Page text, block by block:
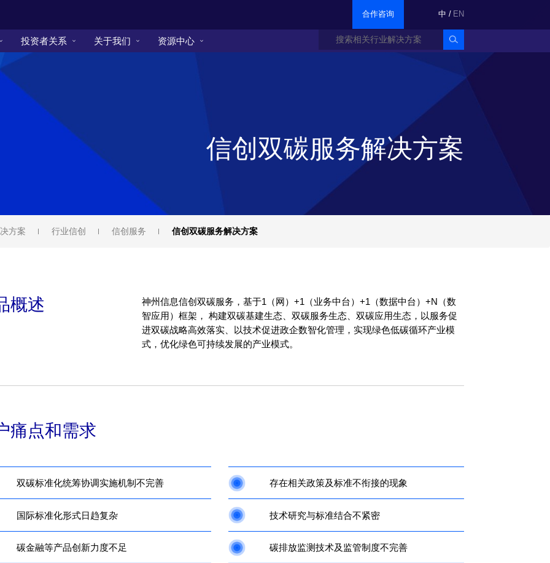
合作咨询 中 / EN
投资者关系 关于我们 资源中心
信创双碳服务解决方案
方案 行业信创 信创服务 信创双碳服务解决方案
概述
神州信息信创双碳服务，基于1（网）+1（业务中台）+1（数据中台）+N（数
智应用）框架， 构建双碳基建生态、双碳服务生态、双碳应用生态，以服务促
进双碳战略高效落实、以技术促进政企数智化管理，实现绿色低碳循环产业模
式，优化绿色可持续发展的产业模式。
痛点和需求
双碳标准化统筹协调实施机制不完善 存在相关政策及标准不衔接的现象
国际标准化形式日趋复杂 技术研究与标准结合不紧密
碳金融等产品创新力度不足 碳排放监测技术及监管制度不完善